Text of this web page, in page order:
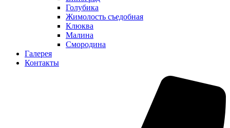
Голубика
Жимолость съедобная
Клюква
Малина
Смородина
Галерея
Контакты